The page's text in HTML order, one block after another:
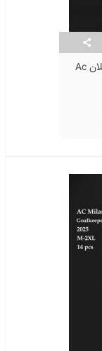
کیت و شورت کلاسیک 2007 آث میلان Ac